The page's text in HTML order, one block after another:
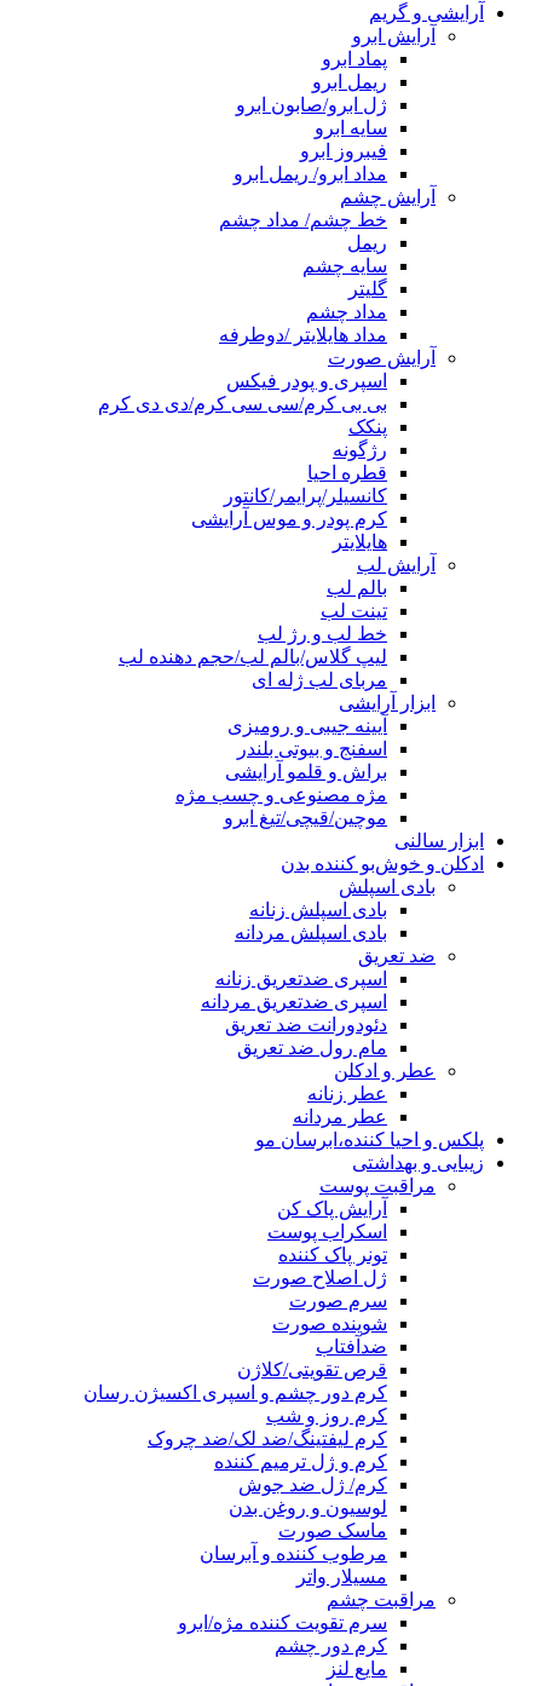
آرایشی و گریم
آرایش ابرو
پماد ابرو
ریمل ابرو
ژل ابرو/صابون ابرو
سایه ابرو
فیبروز ابرو
مداد ابرو/ ریمل ابرو
آرایش چشم
خط چشم/ مداد چشم
ریمل
سایه چشم
گلیتر
مداد چشم
مداد هایلایتر /دوطرفه
آرایش صورت
اسپری و پودر فیکس
بی بی کرم/سی سی کرم/دی دی کرم
پنکک
رژگونه
قطره احیا
کانسیلر/پرایمر/کانتور
کرم پودر و موس آرایشی
هایلایتر
آرایش لب
بالم لب
تینت لب
خط لب و رژ لب
لیپ گلاس/بالم لب/حجم دهنده لب
مربای لب ژله ای
ابزار آرایشی
آیینه جیبی و رومیزی
اسفنج و بیوتی بلندر
براش و قلمو آرایشی
مژه مصنوعی و چسب مژه
موچین/قیچی/تیغ ابرو
ابزار سالنی
ادکلن و خوش‌بو کننده بدن
بادی اسپلش
بادی اسپلش زنانه
بادی اسپلش مردانه
ضد تعریق
اسپری ضدتعریق زنانه
اسپری ضدتعریق مردانه
دئودورانت ضد تعریق
مام رول ضد تعریق
عطر و ادکلن
عطر زنانه
عطر مردانه
پلکس و احیا کننده،ابرسان مو
زیبایی و بهداشتی
مراقبت پوست
آرایش پاک کن
اسکراب پوست
تونر پاک کننده
ژل اصلاح صورت
سرم صورت
شوینده صورت
ضدآفتاب
قرص تقویتی/کلاژن
کرم دور چشم و اسپری اکسیژن رسان
کرم روز و شب
کرم لیفتینگ/ضد لک/ضد چروک
کرم و ژل ترمیم کننده
کرم/ ژل ضد جوش
لوسیون و روغن بدن
ماسک صورت
مرطوب کننده و آبرسان
مسیلار واتر
مراقبت چشم
سرم تقویت کننده مژه/ابرو
کرم دور چشم
مایع لنز